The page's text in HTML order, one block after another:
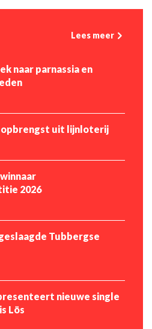
Lees meer
naar parnassia en
opbrengst uit lijnloterij
2026
Tubbergse
nieuwe single
Lös